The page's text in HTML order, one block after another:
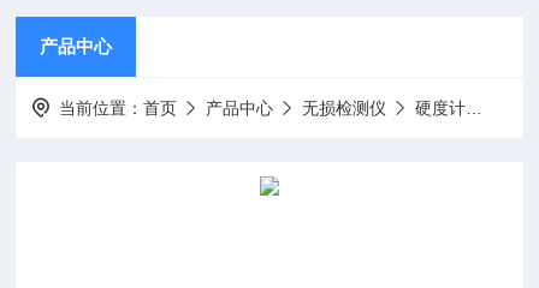
产品中心
当前位置：首页 产品中心 无损检测仪 硬度计